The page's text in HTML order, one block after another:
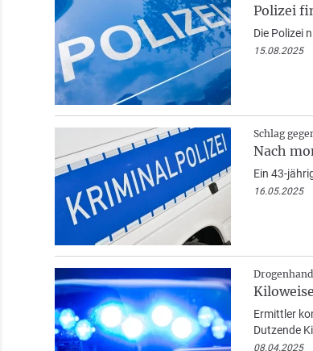
Polizei
Die Polizei
15.08.2025
Schlag
Nach
Ein 43-
16.05.2025
Ermittler
Dutzende
08.04.2025